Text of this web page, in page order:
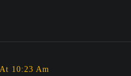
10:23 Am